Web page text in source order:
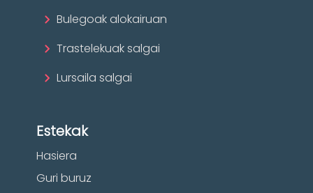
Bulegoak alokairuan
Trastelekuak salgai
Lursaila salgai
Estekak
Hasiera
Guri buruz